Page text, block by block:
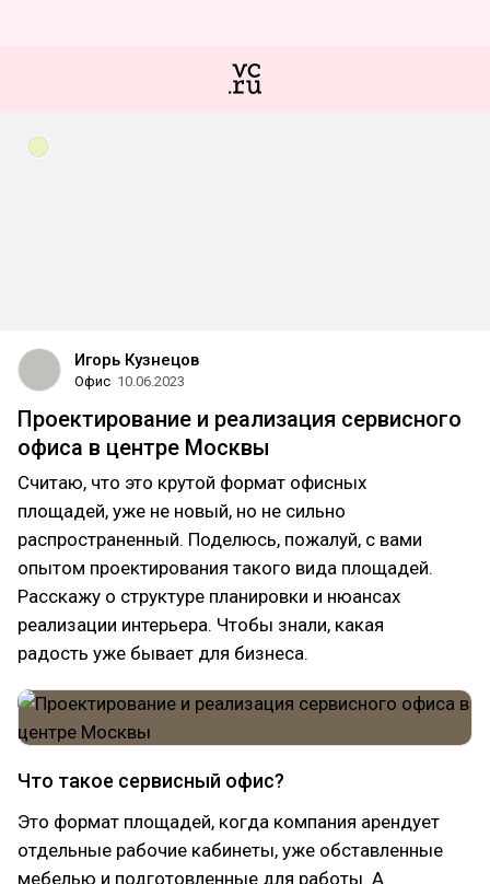
Игорь Кузнецов
Офис 10.06.2023
Проектирование и реализация сервисного
офиса в центре Москвы
Считаю, что это крутой формат офисных
площадей, уже не новый, но не сильно
распространенный. Поделюсь, пожалуй, с вами
опытом проектирования такого вида площадей.
Расскажу о структуре планировки и нюансах
реализации интерьера. Чтобы знали, какая
радость уже бывает для бизнеса.
Что такое сервисный офис?
Это формат площадей, когда компания арендует
отдельные рабочие кабинеты, уже обставленные
мебелью и подготовленные для работы. А